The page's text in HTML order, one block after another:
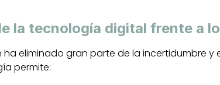
la tecnología digital frente a
ha eliminado gran parte de la incertidumbre y
permite: